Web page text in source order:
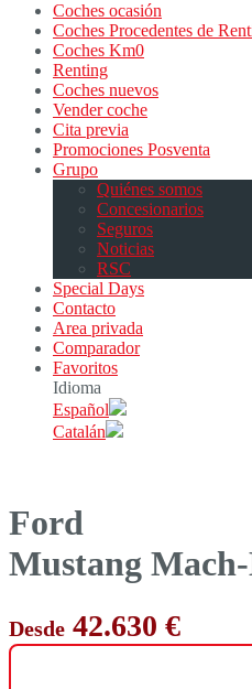
Coches ocasión
Coches Procedentes de
Coches Km0
Renting
Coches nuevos
Vender coche
Cita previa
Promociones Posventa
Grupo
Quiénes somos
Concesionarios
Seguros
Noticias
RSC
Special Days
Contacto
Area privada
Comparador
Favoritos
Idioma
Español
Catalán
Ford
Mustang
Desde 42.630 €